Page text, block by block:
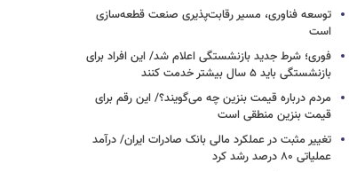
توسعه فناوری، مسیر رقابت‌پذیری صنعت قطعه‌سازی
است
فوری؛ شرط جدید بازنشستگی اعلام شد/ این افراد برای
بازنشستگی باید ۵ سال بیشتر خدمت کنند
مردم درباره قیمت بنزین چه می‌گویند؟/ این رقم برای
قیمت بنزین منطقی است
تغییر مثبت در عملکرد مالی بانک صادرات ایران/ درآمد
عملیاتی ۸۰ درصد رشد کرد